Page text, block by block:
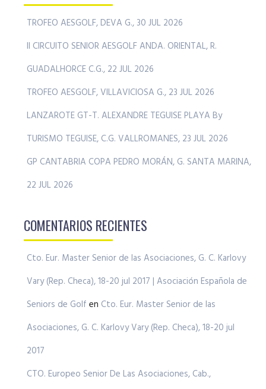
TROFEO AESGOLF, DEVA G., 30 JUL 2026
II CIRCUITO SENIOR AESGOLF ANDA. ORIENTAL, R.
GUADALHORCE C.G., 22 JUL 2026
TROFEO AESGOLF, VILLAVICIOSA G., 23 JUL 2026
LANZAROTE GT-T. ALEXANDRE TEGUISE PLAYA By
TURISMO TEGUISE, C.G. VALLROMANES, 23 JUL 2026
GP CANTABRIA COPA PEDRO MORÁN, G. SANTA MARINA,
22 JUL 2026
COMENTARIOS RECIENTES
Cto. Eur. Master Senior de las Asociaciones, G. C. Karlovy
Vary (Rep. Checa), 18-20 jul 2017 | Asociación Española de
Seniors de Golf en Cto. Eur. Master Senior de las
Asociaciones, G. C. Karlovy Vary (Rep. Checa), 18-20 jul
2017
CTO. Europeo Senior De Las Asociaciones, Cab.,